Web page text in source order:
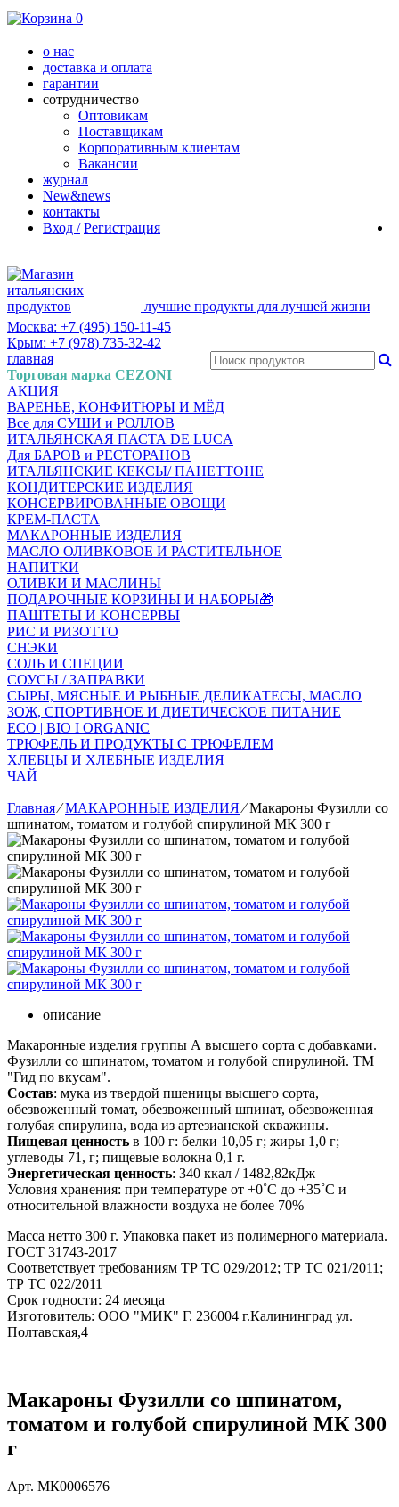
0
о нас
доставка и оплата
гарантии
сотрудничество
Оптовикам
Поставщикам
Корпоративным клиентам
Вакансии
журнал
New&news
контакты
Вход / Регистрация
лучшие продукты для лучшей жизни
Москва: +7 (495) 150-11-45
Крым: +7 (978) 735-32-42
главная
Торговая марка CEZONI
АКЦИЯ
ВАРЕНЬЕ, КОНФИТЮРЫ И МЁД
Все для СУШИ и РОЛЛОВ
ИТАЛЬЯНСКАЯ ПАСТА DE LUCA
Для БАРОВ и РЕСТОРАНОВ
ИТАЛЬЯНСКИЕ КЕКСЫ/ ПАНЕТТОНЕ
КОНДИТЕРСКИЕ ИЗДЕЛИЯ
КОНСЕРВИРОВАННЫЕ ОВОЩИ
КРЕМ-ПАСТА
МАКАРОННЫЕ ИЗДЕЛИЯ
МАСЛО ОЛИВКОВОЕ И РАСТИТЕЛЬНОЕ
НАПИТКИ
ОЛИВКИ И МАСЛИНЫ
ПОДАРОЧНЫЕ КОРЗИНЫ И НАБОРЫ🎁
ПАШТЕТЫ И КОНСЕРВЫ
РИС И РИЗОТТО
СНЭКИ
СОЛЬ И СПЕЦИИ
СОУСЫ / ЗАПРАВКИ
СЫРЫ, МЯСНЫЕ И РЫБНЫЕ ДЕЛИКАТЕСЫ, МАСЛО
ЗОЖ, СПОРТИВНОЕ И ДИЕТИЧЕСКОЕ ПИТАНИЕ
ECO | BIO I ORGANIC
ТРЮФЕЛЬ И ПРОДУКТЫ С ТРЮФЕЛЕМ
ХЛЕБЦЫ И ХЛЕБНЫЕ ИЗДЕЛИЯ
ЧАЙ
Главная⁄МАКАРОННЫЕ ИЗДЕЛИЯ ⁄ Макароны Фузилли со
шпинатом, томатом и голубой спирулиной МК 300 г
описание
Макаронные изделия группы А высшего сорта с добавками.
Фузилли со шпинатом, томатом и голубой спирулиной. ТМ
"Гид по вкусам".
Состав: мука из твердой пшеницы высшего сорта,
обезвоженный томат, обезвоженный шпинат, обезвоженная
голубая спирулина, вода из артезианской скважины.
Пищевая ценность в 100 г: белки 10,05 г; жиры 1,0 г;
углеводы 71, г; пищевые волокна 0,1 г.
Энергетическая ценность: 340 ккал / 1482,82кДж
Условия хранения: при температуре от +0˚C до +35˚C и
относительной влажности воздуха не более 70%
Масса нетто 300 г. Упаковка пакет из полимерного материала.
ГОСТ 31743-2017
Соответствует требованиям ТР ТС 029/2012; ТР ТС 021/2011;
ТР ТС 022/2011
Срок годности: 24 месяца
Изготовитель: ООО "МИК" Г. 236004 г.Калининград ул.
Полтавская,4
Макароны Фузилли со шпинатом,
томатом и голубой спирулиной МК 300
г
Арт. МК0006576